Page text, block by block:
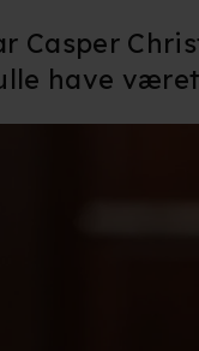
Casper
have